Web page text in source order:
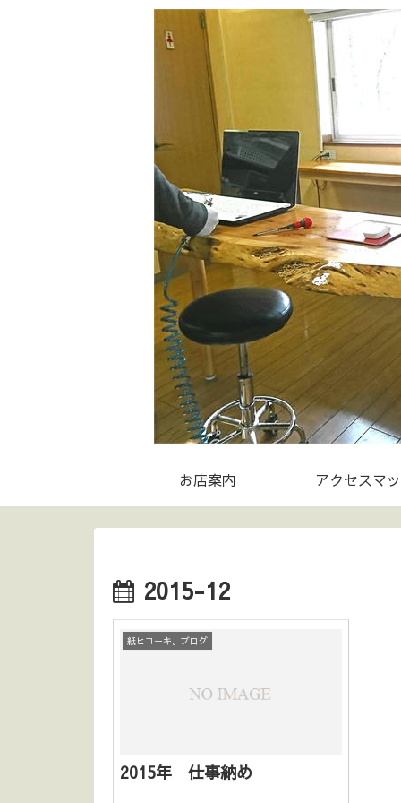
お店案内 アクセスマ
2015-12
紙ヒコーキ。ブログ
2015年 仕事納め